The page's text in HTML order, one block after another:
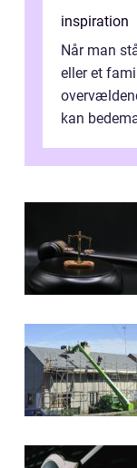
inspiration
Når man
eller et
kan